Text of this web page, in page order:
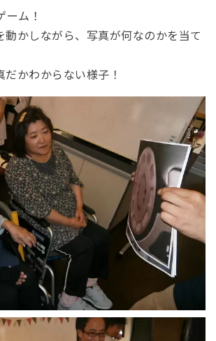
ム！
動かしながら、写真が何なのかを当て
かわからない様子！